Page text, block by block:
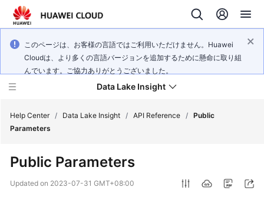
このページは、お客様の言語ではご利用いただけません。Huawei
Cloudは、より多くの言語バージョンを追加するために懸命に取り組
んでいます。ご協力ありがとうございました。
Data Lake Insight
New
Help Center / Data Lake Insight / API Reference / Public
Parameters
Public Parameters
Updated on 2023-07-31 GMT+08:00